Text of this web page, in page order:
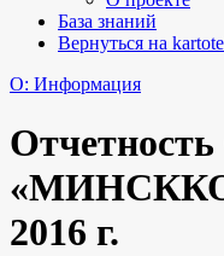
База знаний
Вернуться на
O: Информация
2016 г.